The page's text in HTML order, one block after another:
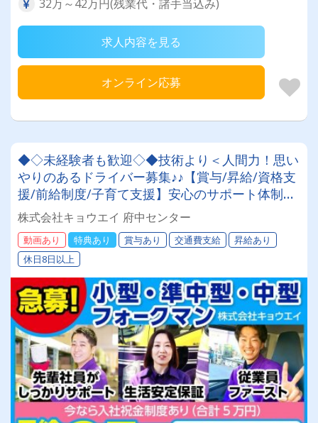
32万～42万円(残業代・諸手当込み)
求人内容を見る
オンライン応募
◆◇未経験者も歓迎◇◆技術より＜人間力！思い
やりのあるドライバー募集♪♪【賞与/昇給/資格支
援/前給制度/子育て支援】安心のサポート体制あ
り◎
株式会社キョウエイ 府中センター
動画あり 特典あり 賞与あり 交通費支給
昇給あり
休日8日以上